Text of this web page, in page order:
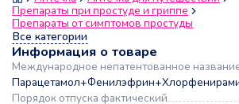
Препараты при простуде и гриппе
Препараты от симптомов простуды
Все категории
Информация о товаре
Международное непатентованное
Порядок отпуска фактический